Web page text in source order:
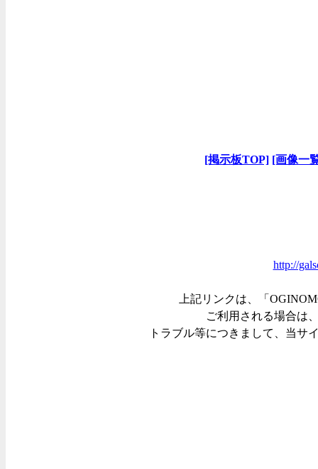
[掲示板TOP] [画像一
http://
上記リンクは、「
ご利用される場合は
トラブル等につきまして、当サ